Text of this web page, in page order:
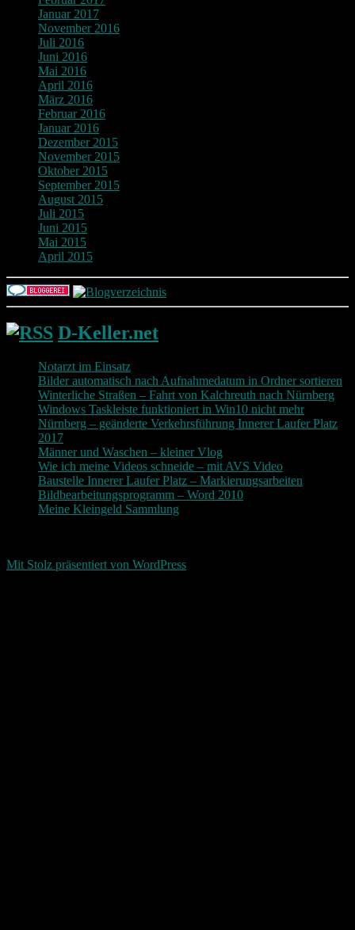
Januar 2017
November 2016
Juli 2016
Juni 2016
Mai 2016
April 2016
März 2016
Februar 2016
Januar 2016
Dezember 2015
November 2015
Oktober 2015
September 2015
August 2015
Juli 2015
Juni 2015
Mai 2015
April 2015
D-Keller.net
Notarzt im Einsatz
Bilder automatisch nach Aufnahmedatum in Ordner sortieren
Winterliche Straßen – Fahrt von Kalchreuth nach Nürnberg
Windows Taskleiste funktioniert in Win10 nicht mehr
Nürnberg – geänderte Verkehrsführung Innerer Laufer Platz
2017
Männer und Waschen – kleiner Vlog
Wie ich meine Videos schneide – mit AVS Video
Baustelle Innerer Laufer Platz – Markierungsarbeiten
Bildbearbeitungsprogramm – Word 2010
Meine Kleingeld Sammlung
Mit Stolz präsentiert von WordPress